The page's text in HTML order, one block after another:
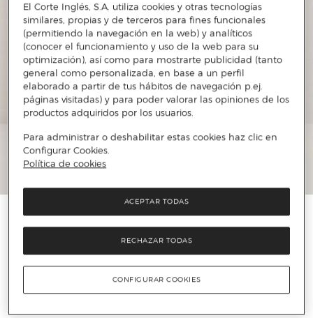
ROBERTO VERINO
Pantalón de mujer recto
88 €220 €60%
El Corte Inglés, S.A. utiliza cookies y otras tecnologías
similares, propias y de terceros para fines funcionales
(permitiendo la navegación en la web) y analíticos
(conocer el funcionamiento y uso de la web para su
optimización), así como para mostrarte publicidad (tanto
general como personalizada, en base a un perfil
elaborado a partir de tus hábitos de navegación p.ej.
páginas visitadas) y para poder valorar las opiniones de los
productos adquiridos por los usuarios.
Para administrar o deshabilitar estas cookies haz clic en
Configurar Cookies.
Política de cookies
RECHAZAR TODAS
ACEPTAR TODAS
CONFIGURAR COOKIES